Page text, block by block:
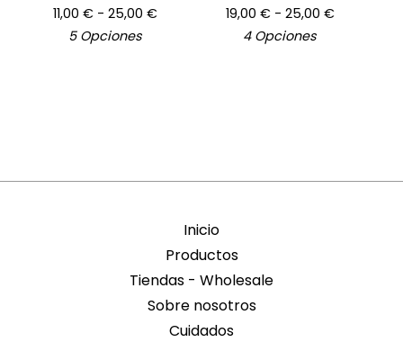
11,00 € - 25,00 €
5 Opciones
19,00 €- 25,00 €
4 Opciones
Inicio
Productos
Tiendas - Wholesale
Sobre nosotros
Cuidados